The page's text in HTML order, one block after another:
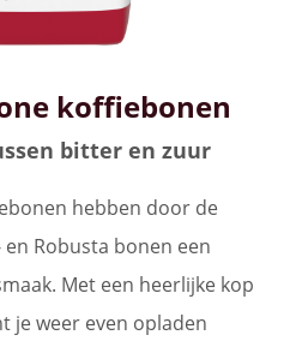
koffiebonen
bitter en zuur
hebben door de
Robusta bonen een
Met een heerlijke kop
je weer even opladen